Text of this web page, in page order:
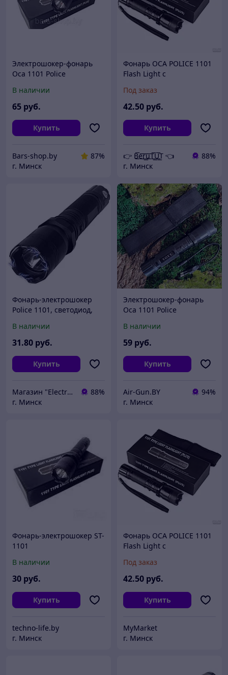
Электрошокер-фонарь
Оса 1101 Police
В наличии
65 руб.
Купить
Bars-shop.by
87%
г. Минск
Фонарь ОСА POLICE 1101
Flash Light с
Под заказ
42.50 руб.
Купить
👉 B͟͞e͟͞r͟͟͞u͟͞T͟͟͞U͟͟͞T 👈
88%
г. Минск
Фонарь-электрошокер
Police 1101, светодиод,
сети 220 вольт
В наличии
31.80 руб.
Купить
Магазин "Electromix"
88%
г. Минск
Электрошокер-фонарь
Оса 1101 Police
В наличии
59 руб.
Купить
Air-Gun.BY
94%
г. Минск
Фонарь-электрошокер ST-
1101
В наличии
30 руб.
Купить
techno-life.by
г. Минск
Фонарь ОСА POLICE 1101
Flash Light с
Под заказ
42.50 руб.
Купить
MyMarket
г. Минск